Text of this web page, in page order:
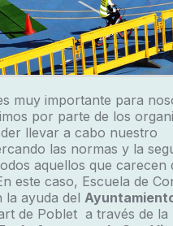
muy importante para
por parte de los
llevar a cabo nuestro
las normas y la
aquellos que carecen
este caso, Escuela de
ayuda del
de Poblet a través de la